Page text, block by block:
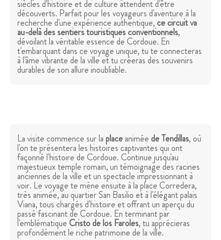
siècles d'histoire et de culture attendent d'être
découverts. Parfait pour les voyageurs d'aventure à la
recherche d'une expérience authentique,ce circuit va
au-delà des sentiers touristiques conventionnels,
dévoilant la véritable essence de Cordoue. En
t'embarquant dans ce voyage unique, tu te connecteras
à l'âme vibrante de la ville et tu créeras des souvenirs
durables de son allure inoubliable.
La visite commence sur laplaceaniméede Tendillas, où
l'on te présentera les histoires captivantes qui ont
façonné l'histoire de Cordoue. Continue jusqu'au
majestueux temple romain, un témoignage des racines
anciennes de la ville et un spectacle impressionnant à
voir. Le voyage te mène ensuite à la place Corredera,
très animée, au quartier San Basilio et à l'élégant palais
Viana, tous chargés d'histoire et offrant un aperçu du
passé fascinant de Cordoue. En terminant par
l'emblématiqueCristo de los Faroles, tu apprécieras
profondément le riche patrimoine de la ville.